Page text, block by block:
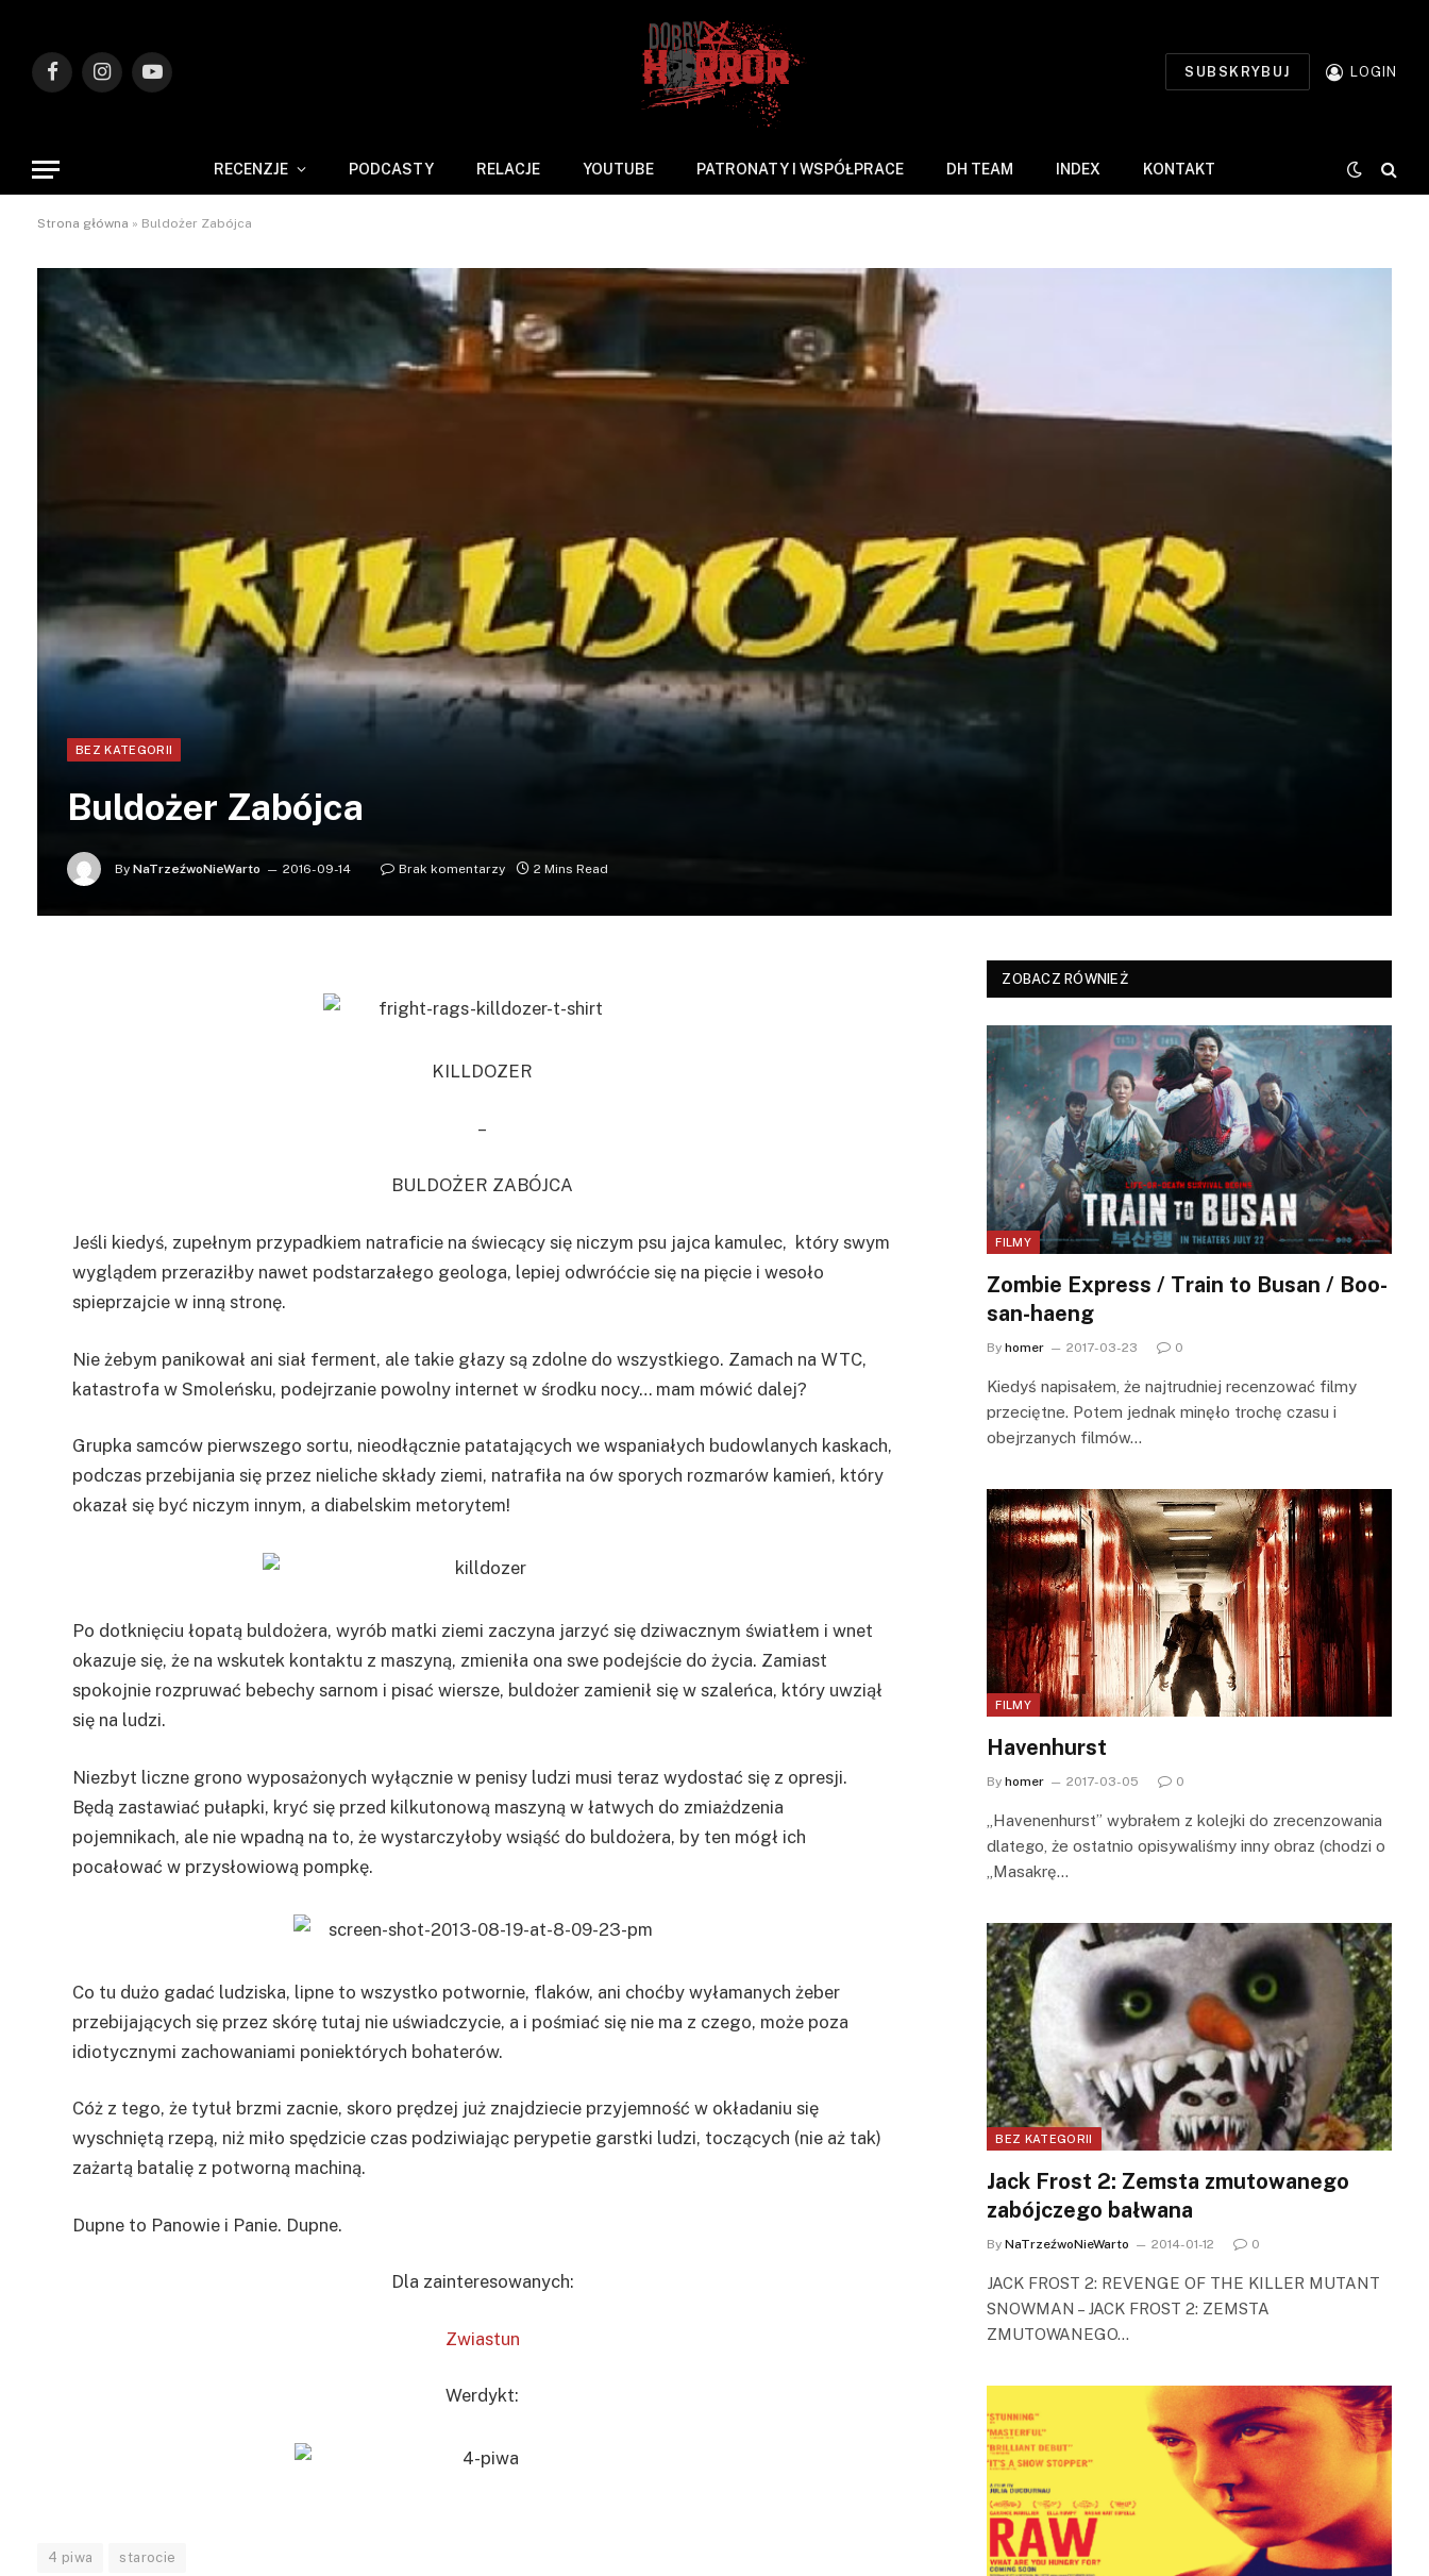
FacebookInstagramYouTube
SUBSKRYBUJ LOGIN
RECENZJE PODCASTY RELACJE YOUTUBE PATRONATY I WSPÓŁPRACE DH TEAM INDEX KONTAKT
Strona główna » Buldożer Zabójca
BEZ KATEGORII
Buldożer Zabójca
By NaTrzeźwoNieWarto 2016-09-14 Brak komentarzy 2 Mins Read
KILLDOZER
–
BULDOŻER ZABÓJCA
Jeśli kiedyś, zupełnym przypadkiem natraficie na świecący się niczym psu jajca kamulec, który swym
wyglądem przeraziłby nawet podstarzałego geologa, lepiej odwróćcie się na pięcie i wesoło
spieprzajcie w inną stronę.
Nie żebym panikował ani siał ferment, ale takie głazy są zdolne do wszystkiego. Zamach na WTC,
katastrofa w Smoleńsku, podejrzanie powolny internet w środku nocy… mam mówić dalej?
Grupka samców pierwszego sortu, nieodłącznie patatających we wspaniałych budowlanych kaskach,
podczas przebijania się przez nieliche składy ziemi, natrafiła na ów sporych rozmarów kamień, który
okazał się być niczym innym, a diabelskim metorytem!
Po dotknięciu łopatą buldożera, wyrób matki ziemi zaczyna jarzyć się dziwacznym światłem i wnet
okazuje się, że na wskutek kontaktu z maszyną, zmieniła ona swe podejście do życia. Zamiast
spokojnie rozpruwać bebechy sarnom i pisać wiersze, buldożer zamienił się w szaleńca, który uwziął
się na ludzi.
Niezbyt liczne grono wyposażonych wyłącznie w penisy ludzi musi teraz wydostać się z opresji.
Będą zastawiać pułapki, kryć się przed kilkutonową maszyną w łatwych do zmiażdzenia
pojemnikach, ale nie wpadną na to, że wystarczyłoby wsiąść do buldożera, by ten mógł ich
pocałować w przysłowiową pompkę.
Co tu dużo gadać ludziska, lipne to wszystko potwornie, flaków, ani choćby wyłamanych żeber
przebijających się przez skórę tutaj nie uświadczycie, a i pośmiać się nie ma z czego, może poza
idiotycznymi zachowaniami poniektórych bohaterów.
Cóż z tego, że tytuł brzmi zacnie, skoro prędzej już znajdziecie przyjemność w okładaniu się
wyschniętą rzepą, niż miło spędzicie czas podziwiając perypetie garstki ludzi, toczących (nie aż tak)
zażartą batalię z potworną machiną.
Dupne to Panowie i Panie. Dupne.
Dla zainteresowanych:
Zwiastun
Werdykt:
4 piwa starocie
ZOBACZ RÓWNIEŻ
FILMY
Zombie Express / Train to Busan / Boo-
san-haeng
By homer 2017-03-23 0
Kiedyś napisałem, że najtrudniej recenzować filmy
przeciętne. Potem jednak minęło trochę czasu i
obejrzanych filmów…
FILMY
Havenhurst
By homer 2017-03-05 0
„Havenenhurst” wybrałem z kolejki do zrecenzowania
dlatego, że ostatnio opisywaliśmy inny obraz (chodzi o
„Masakrę…
BEZ KATEGORII
Jack Frost 2: Zemsta zmutowanego
zabójczego bałwana
By NaTrzeźwoNieWarto 2014-01-12 0
JACK FROST 2: REVENGE OF THE KILLER MUTANT
SNOWMAN – JACK FROST 2: ZEMSTA
ZMUTOWANEGO…